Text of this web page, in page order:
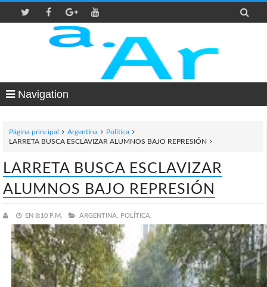

Navigation
Página principal Argentina
Política
LARRETA BUSCA ESCLAVIZAR ALUMNOS BAJO REPRESIÓN
LARRETA BUSCA ESCLAVIZAR
ALUMNOS BAJO REPRESIÓN
EN 8:10 P.M. ARGENTINA, POLÍTICA,